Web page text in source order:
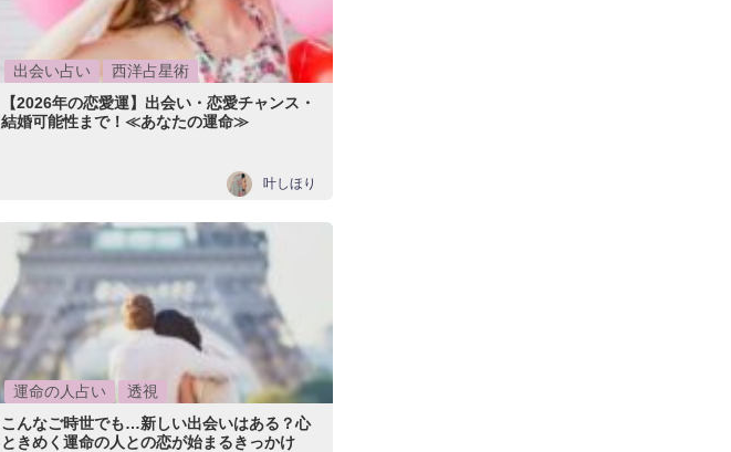
出会い占い
西洋占星術
【2026年の恋愛運】出会い・恋愛チャンス・
結婚可能性まで！≪あなたの運命≫
叶しほり
運命の人占い
透視
こんなご時世でも…新しい出会いはある？心
ときめく運命の人との恋が始まるきっかけ